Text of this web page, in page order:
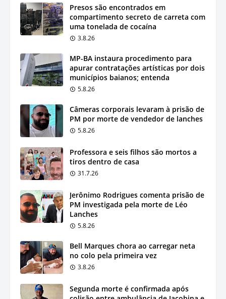
Presos são encontrados em
compartimento secreto de carreta com
uma tonelada de cocaína
3.8.26
MP-BA instaura procedimento para
apurar contratações artísticas por dois
municípios baianos; entenda
5.8.26
Câmeras corporais levaram à prisão de
PM por morte de vendedor de lanches
5.8.26
Professora e seis filhos são mortos a
tiros dentro de casa
31.7.26
Jerônimo Rodrigues comenta prisão de
PM investigada pela morte de Léo
Lanches
5.8.26
Bell Marques chora ao carregar neta
no colo pela primeira vez
3.8.26
Segunda morte é confirmada após